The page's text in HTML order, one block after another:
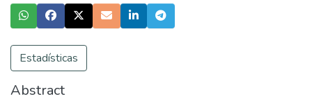
Estadísticas
Abstract